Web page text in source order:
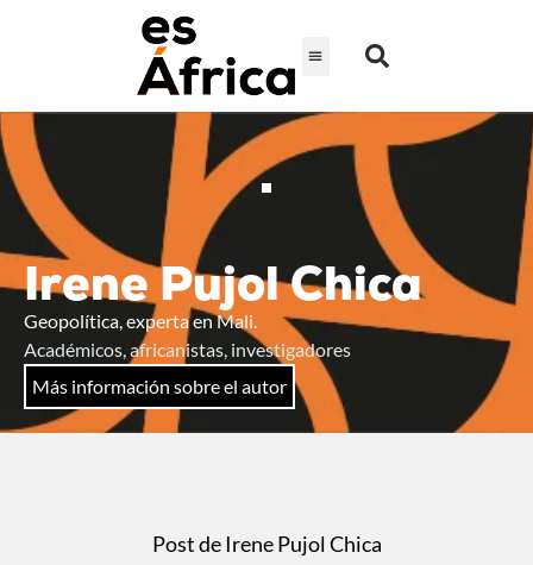
Irene Pujol Chica
Geopolítica, experta en Mali.
Académicos, africanistas, investigadores
Más información sobre el autor
Post de Irene Pujol Chica